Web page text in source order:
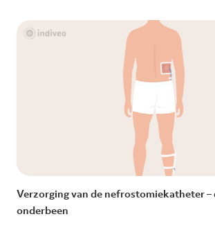
Verzorging van de nefrostomiekatheter –
onderbeen